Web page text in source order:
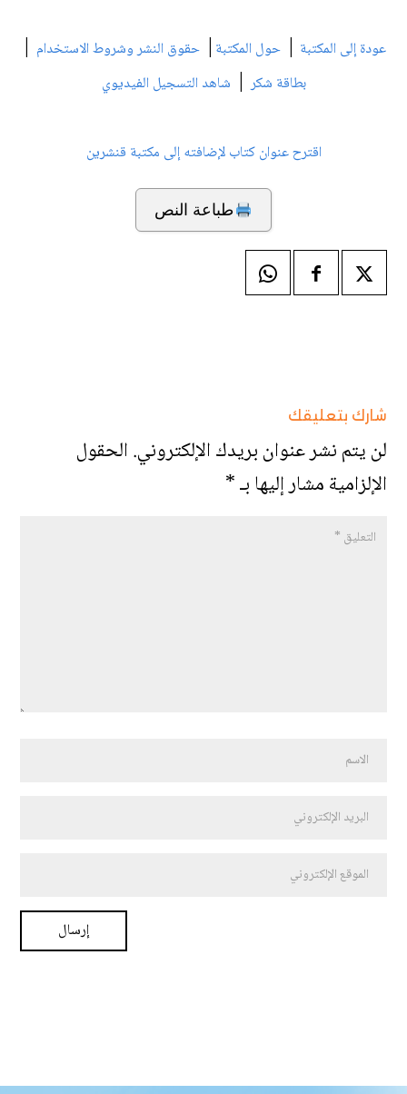
عودة إلى المكتبة | حول المكتبة | حقوق النشر وشروط الاستخدام |
بطاقة شكر| شاهد التسجيل الفيديوي
اقترح عنوان كتاب لإضافته إلى مكتبة قنشرين
طباعة النص
شارك بتعليقك
لن يتم نشر عنوان بريدك الإلكتروني.الحقول
الإلزامية مشار إليها بـ*